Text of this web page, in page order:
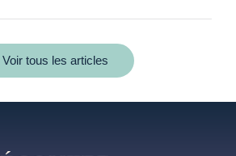
Voir tous les articles